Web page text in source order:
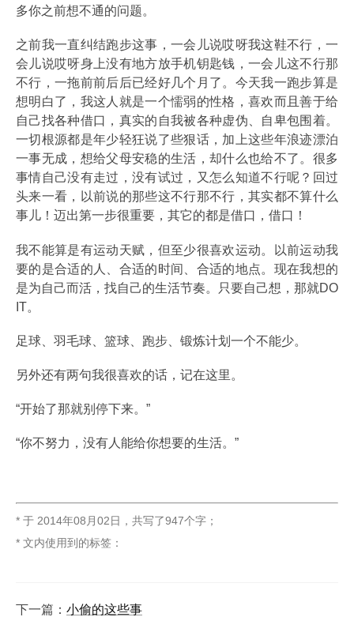
多你之前想不通的问题。
之前我一直纠结跑步这事，一会儿说哎呀我这鞋不行，一
会儿说哎呀身上没有地方放手机钥匙钱，一会儿这不行那
不行，一拖前前后后已经好几个月了。今天我一跑步算是
想明白了，我这人就是一个懦弱的性格，喜欢而且善于给
自己找各种借口，真实的自我被各种虚伪、自卑包围着。
一切根源都是年少轻狂说了些狠话，加上这些年浪迹漂泊
一事无成，想给父母安稳的生活，却什么也给不了。很多
事情自己没有走过，没有试过，又怎么知道不行呢？回过
头来一看，以前说的那些这不行那不行，其实都不算什么
事儿！迈出第一步很重要，其它的都是借口，借口！
我不能算是有运动天赋，但至少很喜欢运动。以前运动我
要的是合适的人、合适的时间、合适的地点。现在我想的
是为自己而活，找自己的生活节奏。只要自己想，那就DO
IT。
足球、羽毛球、篮球、跑步、锻炼计划一个不能少。
另外还有两句我很喜欢的话，记在这里。
“开始了那就别停下来。”
“你不努力，没有人能给你想要的生活。”
* 于 2014年08月02日 ， 共写了947个字 ；
* 文内使用到的标签：
下一篇： 小偷的这些事